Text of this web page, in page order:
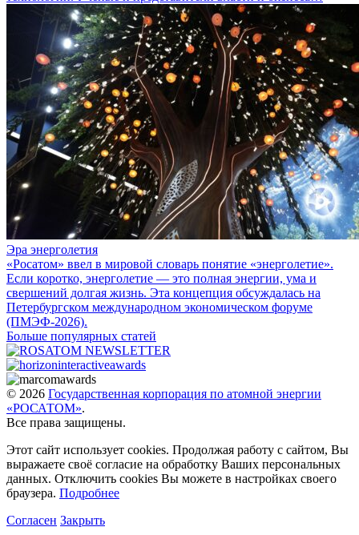
Эра энерголетия
«Росатом» ввел в мировой словарь понятие «энерголетие».
Если коротко, энерголетие — это полная энергии, ума и
свершений долгая жизнь. Эта концепция обсуждалась на
Петербургском международном экономическом форуме
(ПМЭФ-2026).
Больше популярных статей
© 2026 Государственная корпорация по атомной энергии
«РОСАТОМ».
Все права защищены.
Этот сайт использует cookies. Продолжая работу с сайтом, Вы
выражаете своё согласие на обработку Ваших персональных
данных. Отключить cookies Вы можете в настройках своего
браузера. Подробнее
Согласен Закрыть